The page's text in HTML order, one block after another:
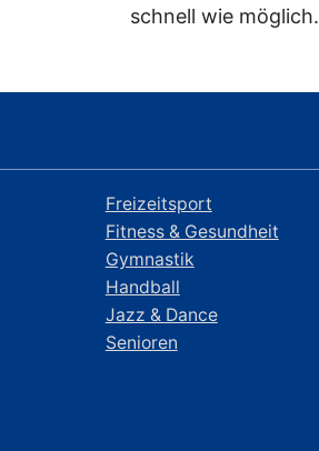
schnell wie möglich.
Freizeitsport
Fitness & Gesundheit
Gymnastik
Handball
Jazz & Dance
Senioren